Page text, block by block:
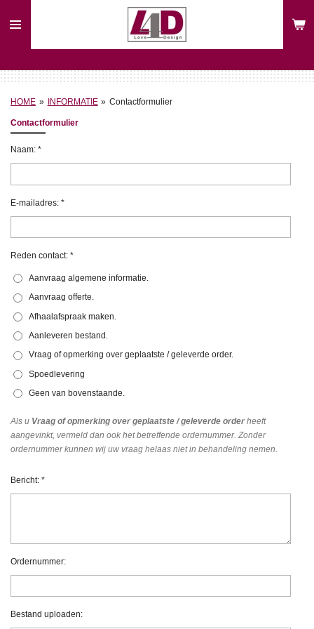
direct
hoofdinhoud
HOME » INFORMATIE » Contactformulier
Contactformulier
Naam: *
E-mailadres: *
Reden contact: *
Aanvraag algemene informatie.
Aanvraag offerte.
Afhaalafspraak maken.
Aanleveren bestand.
Vraag of opmerking over geplaatste / geleverde order.
Spoedlevering
Geen van bovenstaande.
Als u Vraag of opmerking over geplaatste / geleverde order heeft
aangevinkt, vermeld dan ook het betreffende ordernummer. Zonder
ordernummerkunnen wij uw vraag helaas niet in behandeling nemen.
Bericht: *
Ordernummer:
Bestand uploaden: